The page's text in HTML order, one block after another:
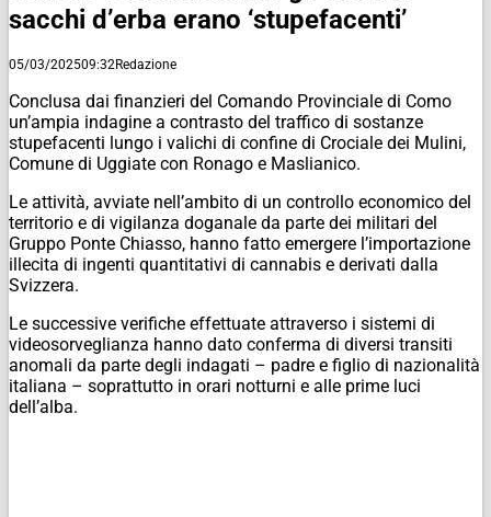
sacchi d’erba erano ‘stupefacenti’
05/03/202509:32Redazione
Conclusa dai finanzieri del Comando Provinciale di Como
un’ampia indagine a contrasto del traffico di sostanze
stupefacenti lungo i valichi di confine di Crociale dei Mulini,
Comune di Uggiate con Ronago e Maslianico.
Le attività, avviate nell’ambito di un controllo economico del
territorio e di vigilanza doganale da parte dei militari del
Gruppo Ponte Chiasso, hanno fatto emergere l’importazione
illecita di ingenti quantitativi di cannabis e derivati dalla
Svizzera.
Le successive verifiche effettuate attraverso i sistemi di
videosorveglianza hanno dato conferma di diversi transiti
anomali da parte degli indagati – padre e figlio di nazionalità
italiana – soprattutto in orari notturni e alle prime luci
dell’alba.